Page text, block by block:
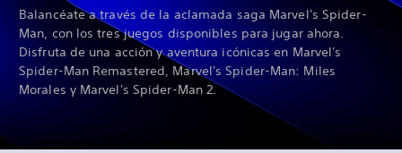
Balancéate a través de la aclamada saga Marvel's Spider-
Man, con los tres juegos disponibles para jugar ahora.
Disfruta de una acción y aventura icónicas en Marvel's
Spider-Man Remastered, Marvel's Spider-Man: Miles
Morales y Marvel's Spider-Man 2.